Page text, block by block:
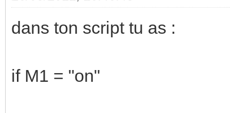
dans ton script tu as :
if M1 = "on"